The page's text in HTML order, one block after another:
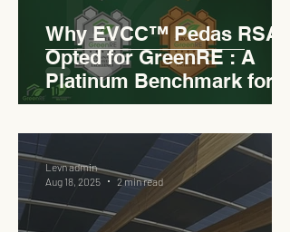
Why EVCC™ Pedas RSA
Opted for GreenRE : A
Platinum Benchmark for
Roadside Development
Levn admin
Aug 18, 2025
2 min read